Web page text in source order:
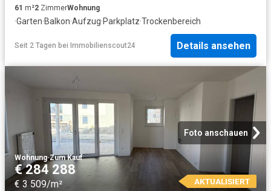
61 m²2 ZimmerWohnung
·Garten·Balkon·Aufzug·Parkplatz·Trockenbereich
Seit 2 Tagen bei Immobilienscout24 Details ansehen
Foto anschauen
Wohnung·Zum Kauf
€ 284 288
€ 3 509/m² AKTUALISIERT